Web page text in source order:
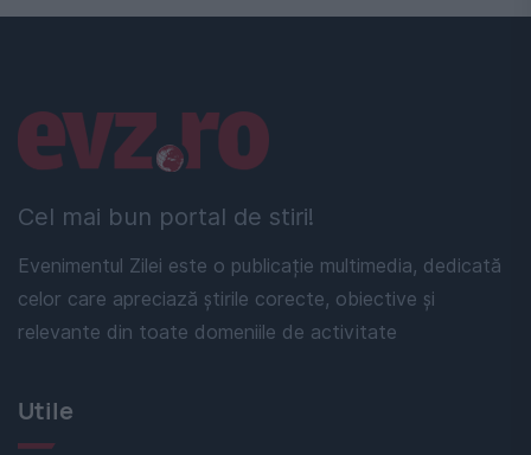
Cel mai bun portal de stiri!
Evenimentul Zilei este o publicație multimedia, dedicată
celor care apreciază știrile corecte, obiective și
relevante din toate domeniile de activitate
Linkuri utile
Utile